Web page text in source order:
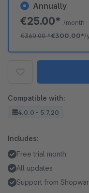
Annually
€25.00* /month
€360.00*€300.00*/
Compatible with:
4.0.0 - 5.7.20
Includes:
Free trial month
All updates
Support from